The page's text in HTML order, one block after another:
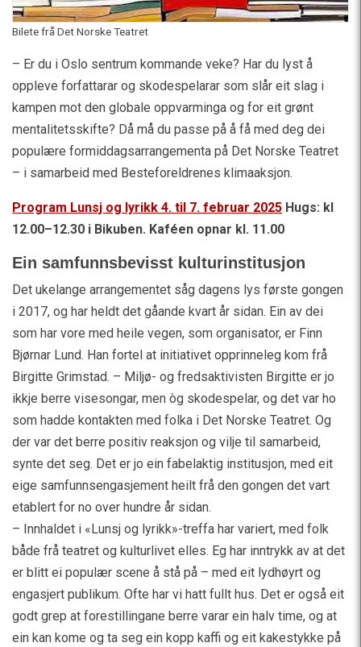
Bilete frå Det Norske Teatret
– Er du i Oslo sentrum kommande veke? Har du lyst å
oppleve forfattarar og skodespelarar som slår eit slag i
kampen mot den globale oppvarminga og for eit grønt
mentalitetsskifte? Då må du passe på å få med deg dei
populære formiddagsarrangementa på Det Norske Teatret
– i samarbeid med Besteforeldrenes klimaaksjon.
Program Lunsj og lyrikk 4. til 7. februar 2025 Hugs: kl
12.00–12.30 i Bikuben. Kaféen opnar kl. 11.00
Ein samfunnsbevisst kulturinstitusjon
Det ukelange arrangementet såg dagens lys første gongen
i 2017, og har heldt det gåande kvart år sidan. Ein av dei
som har vore med heile vegen, som organisator, er Finn
Bjørnar Lund. Han fortel at initiativet opprinneleg kom frå
Birgitte Grimstad. – Miljø- og fredsaktivisten Birgitte er jo
ikkje berre visesongar, men òg skodespelar, og det var ho
som hadde kontakten med folka i Det Norske Teatret. Og
der var det berre positiv reaksjon og vilje til samarbeid,
synte det seg. Det er jo ein fabelaktig institusjon, med eit
eige samfunnsengasjement heilt frå den gongen det vart
etablert for no over hundre år sidan.
– Innhaldet i «Lunsj og lyrikk»-treffa har variert, med folk
både frå teatret og kulturlivet elles. Eg har inntrykk av at det
er blitt ei populær scene å stå på – med eit lydhøyrt og
engasjert publikum. Ofte har vi hatt fullt hus. Det er også eit
godt grep at forestillingane berre varar ein halv time, og at
ein kan kome og ta seg ein kopp kaffi og eit kakestykke på